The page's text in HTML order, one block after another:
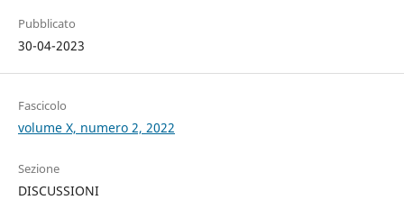
Pubblicato
30-04-2023
Fascicolo
volume X, numero 2, 2022
Sezione
DISCUSSIONI